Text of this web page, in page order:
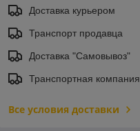
Доставка курьером
Транспорт продавца
Доставка "Самовывоз"
Транспортная компания
Все условия доставки